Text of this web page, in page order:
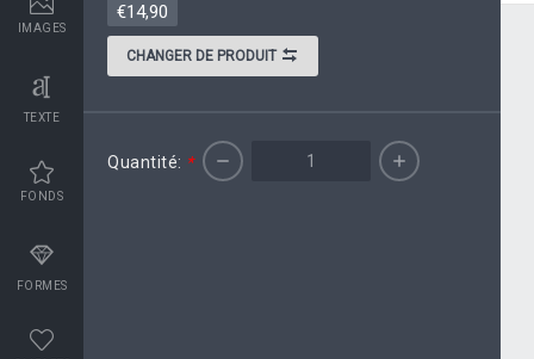
IMAGES
TEXTE
FONDS
FORMES
€14,90
CHANGER DE PRODUIT
Quantité: *